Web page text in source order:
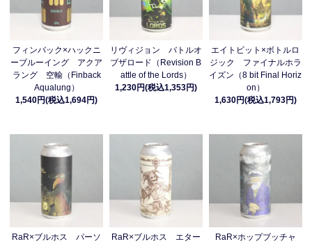
フィンバック×ハックニ
ーブルーイング アクア
ラング 空輸（Finback
Aqualung）
1,540円(税込1,694円)
リヴィジョン バトルオ
ブザロード（Revision B
attle of the Lords）
1,230円(税込1,353円)
エイトビット×ボトルロ
ジック ファイナルホラ
イズン（8 bit Final Horiz
on）
1,630円(税込1,793円)
RaR×ブルホス パーソ
RaR×ブルホス エター
RaR×ホップブッチャ